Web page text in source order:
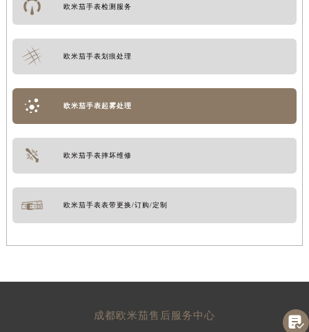
欧米茄手表检测服务
欧米茄手表划痕处理
欧米茄手表起雾处理
欧米茄手表摔坏维修
欧米茄手表表带更换/订购/定制
成都欧米茄售后服务中心
